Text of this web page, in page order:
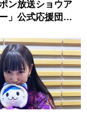
ン放送ショウア
」公式応援団
ョウアップ』